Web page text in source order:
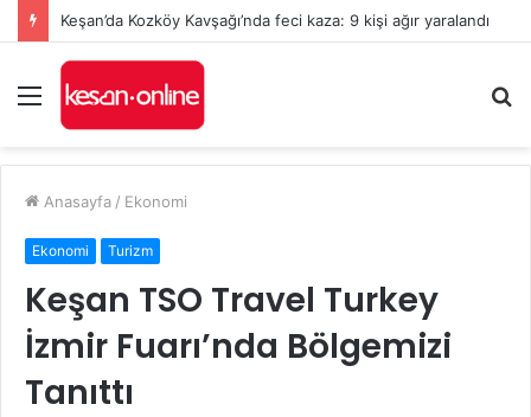
Keşan’da Kozköy Kavşağı’nda feci kaza: 9 kişi ağır yaralandı
Menü
...
Anasayfa / Ekonomi
Ekonomi Turizm
Keşan TSO Travel Turkey
İzmir Fuarı’nda Bölgemizi
Tanıttı